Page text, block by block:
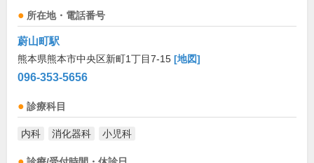
所在地・電話番号
蔚山町駅
熊本県熊本市中央区新町1丁目7-15 [地図]
096-353-5656
診療科目
内科 消化器科 小児科